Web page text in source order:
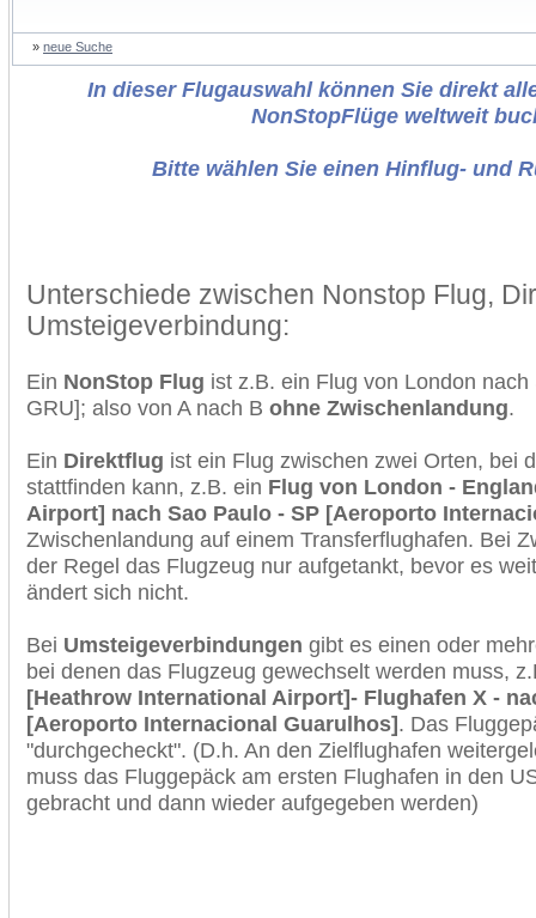
» neue Suche
In dieser Flugauswahl können Sie direkt
NonStopFlüge weltweit
Bitte wählen Sie einen Hinflug- und
Unterschiede zwischen Nonstop Flug,
Umsteigeverbindung:
Ein NonStop Flug ist z.B. ein Flug von London
GRU]; also von A nach B ohne Zwischenlandung.
Ein Direktflug ist ein Flug zwischen zwei Orten, bei
stattfinden kann, z.B. ein Flug von London -
Airport] nach Sao Paulo - SP [Aeroporto
Zwischenlandung auf einem Transferflughafen. Bei
der Regel das Flugzeug nur aufgetankt, bevor es
ändert sich nicht.
Bei Umsteigeverbindungen gibt es einen oder
bei denen das Flugzeug gewechselt werden muss,
[Heathrow International Airport]- Flughafen X -
[Aeroporto Internacional Guarulhos]. Das
"durchgecheckt". (D.h. An den Zielflughafen
muss das Fluggepäck am ersten Flughafen in den
gebracht und dann wieder aufgegeben werden)